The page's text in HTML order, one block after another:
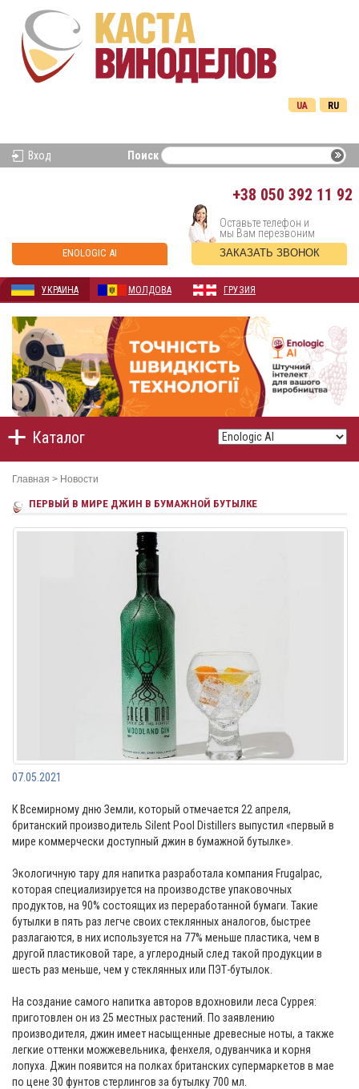
RU
UA
Вход Поиск
+38 050 392 11 92
ENOLOGIC AI
Оставьте телефон и
мы Вам перезвоним
ЗАКАЗАТЬ ЗВОНОК
УКРАИНА МОЛДОВА ГРУЗИЯ
Каталог
Главная > Новости
ПЕРВЫЙ В МИРЕ ДЖИН В БУМАЖНОЙ БУТЫЛКЕ
07.05.2021
К Всемирному дню Земли, который отмечается 22 апреля,
британский производитель Silent Pool Distillers выпустил «первый в
мире коммерчески доступный джин в бумажной бутылке».
Экологичную тару для напитка разработала компания Frugalpac,
которая специализируется на производстве упаковочных
продуктов, на 90% состоящих из переработанной бумаги. Такие
бутылки в пять раз легче своих стеклянных аналогов, быстрее
разлагаются, в них используется на 77% меньше пластика, чем в
другой пластиковой таре, а углеродный след такой продукции в
шесть раз меньше, чем у стеклянных или ПЭТ-бутылок.
На создание самого напитка авторов вдохновили леса Суррея:
приготовлен он из 25 местных растений. По заявлению
производителя, джин имеет насыщенные древесные ноты, а также
легкие оттенки можжевельника, фенхеля, одуванчика и корня
лопуха. Джин появится на полках британских супермаркетов в мае
по цене 30 фунтов стерлингов за бутылку 700 мл.